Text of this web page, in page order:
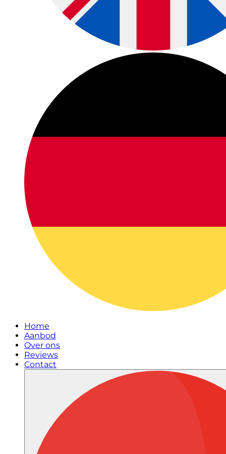
Home
Aanbod
Over ons
Reviews
Contact